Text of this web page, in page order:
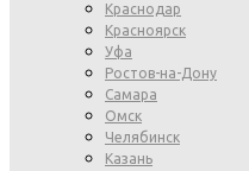
Краснодар
Красноярск
Уфа
Ростов-на-Дону
Самара
Омск
Челябинск
Казань